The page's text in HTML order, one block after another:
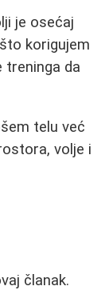
je osećaj
korigujem
treninga da
telu već
volje i
članak.